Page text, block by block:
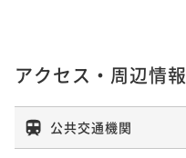
アクセス・周辺情報
公共交通機関